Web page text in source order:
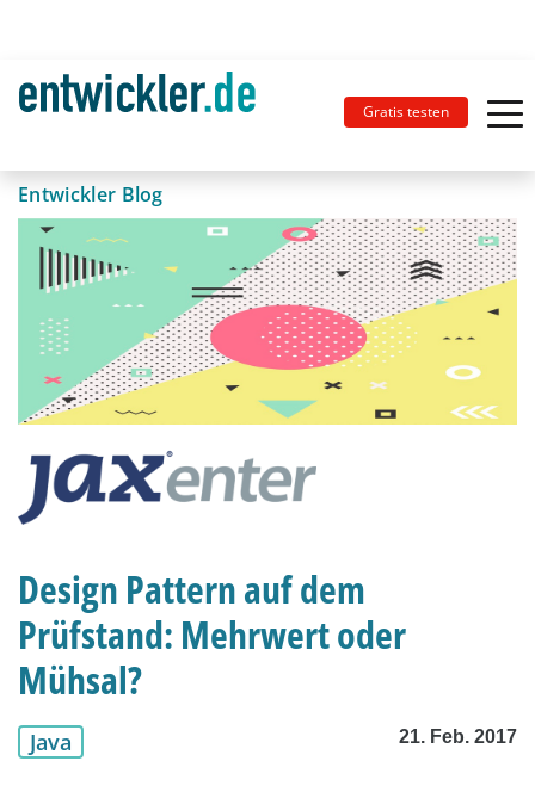
Gratis testen
Entwickler Blog
Design Pattern auf dem
Prüfstand: Mehrwert oder
Mühsal?
Java 21. Feb. 2017